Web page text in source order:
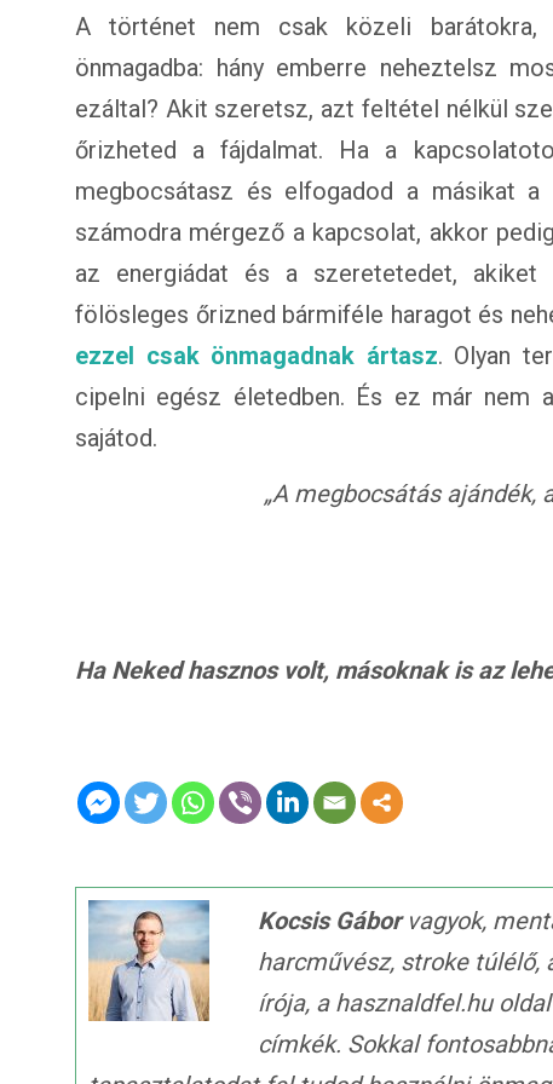
A történet nem csak közeli barátokra,
önmagadba: hány emberre neheztelsz
ezáltal? Akit szeretsz, azt feltétel nélkül
őrizheted a fájdalmat. Ha a
megbocsátasz és elfogadod a másikat
számodra mérgező a kapcsolat, akkor
az energiádat és a szeretetedet,
fölösleges őrizned bármiféle haragot és
ezzel csak önmagadnak ártasz. Olyan
cipelni egész életedben. És ez már nem
sajátod.
„A megbocsátás ajándék,
Ha Neked hasznos volt, másoknak is az
Kocsis Gáborvagyok,
harcművész, stroke túlélő,
írója, a hasznaldfel.hu
címkék. Sokkal